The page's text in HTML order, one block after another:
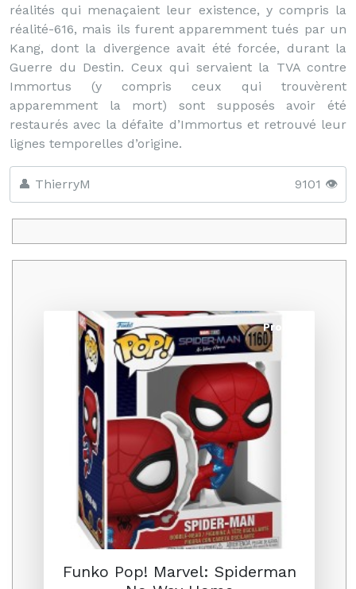
réalités qui menaçaient leur existence, y compris la
réalité-616, mais ils furent apparemment tués par un
Kang, dont la divergence avait été forcée, durant la
Guerre du Destin. Ceux qui servaient la TVA contre
Immortus (y compris ceux qui trouvèrent
apparemment la mort) sont supposés avoir été
restaurés avec la défaite d’Immortus et retrouvé leur
lignes temporelles d’origine.
👤 ThierryM 9101 👁️
Promo
Funko Pop! Marvel: Spiderman